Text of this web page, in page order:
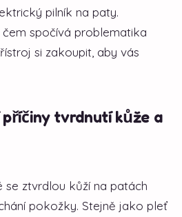
pilník na paty.
spočívá problematika
si zakoupit, aby vás
příčiny tvrdnutí kůže a
se ztvrdlou kůží na patách
pokožky. Stejně jako pleť